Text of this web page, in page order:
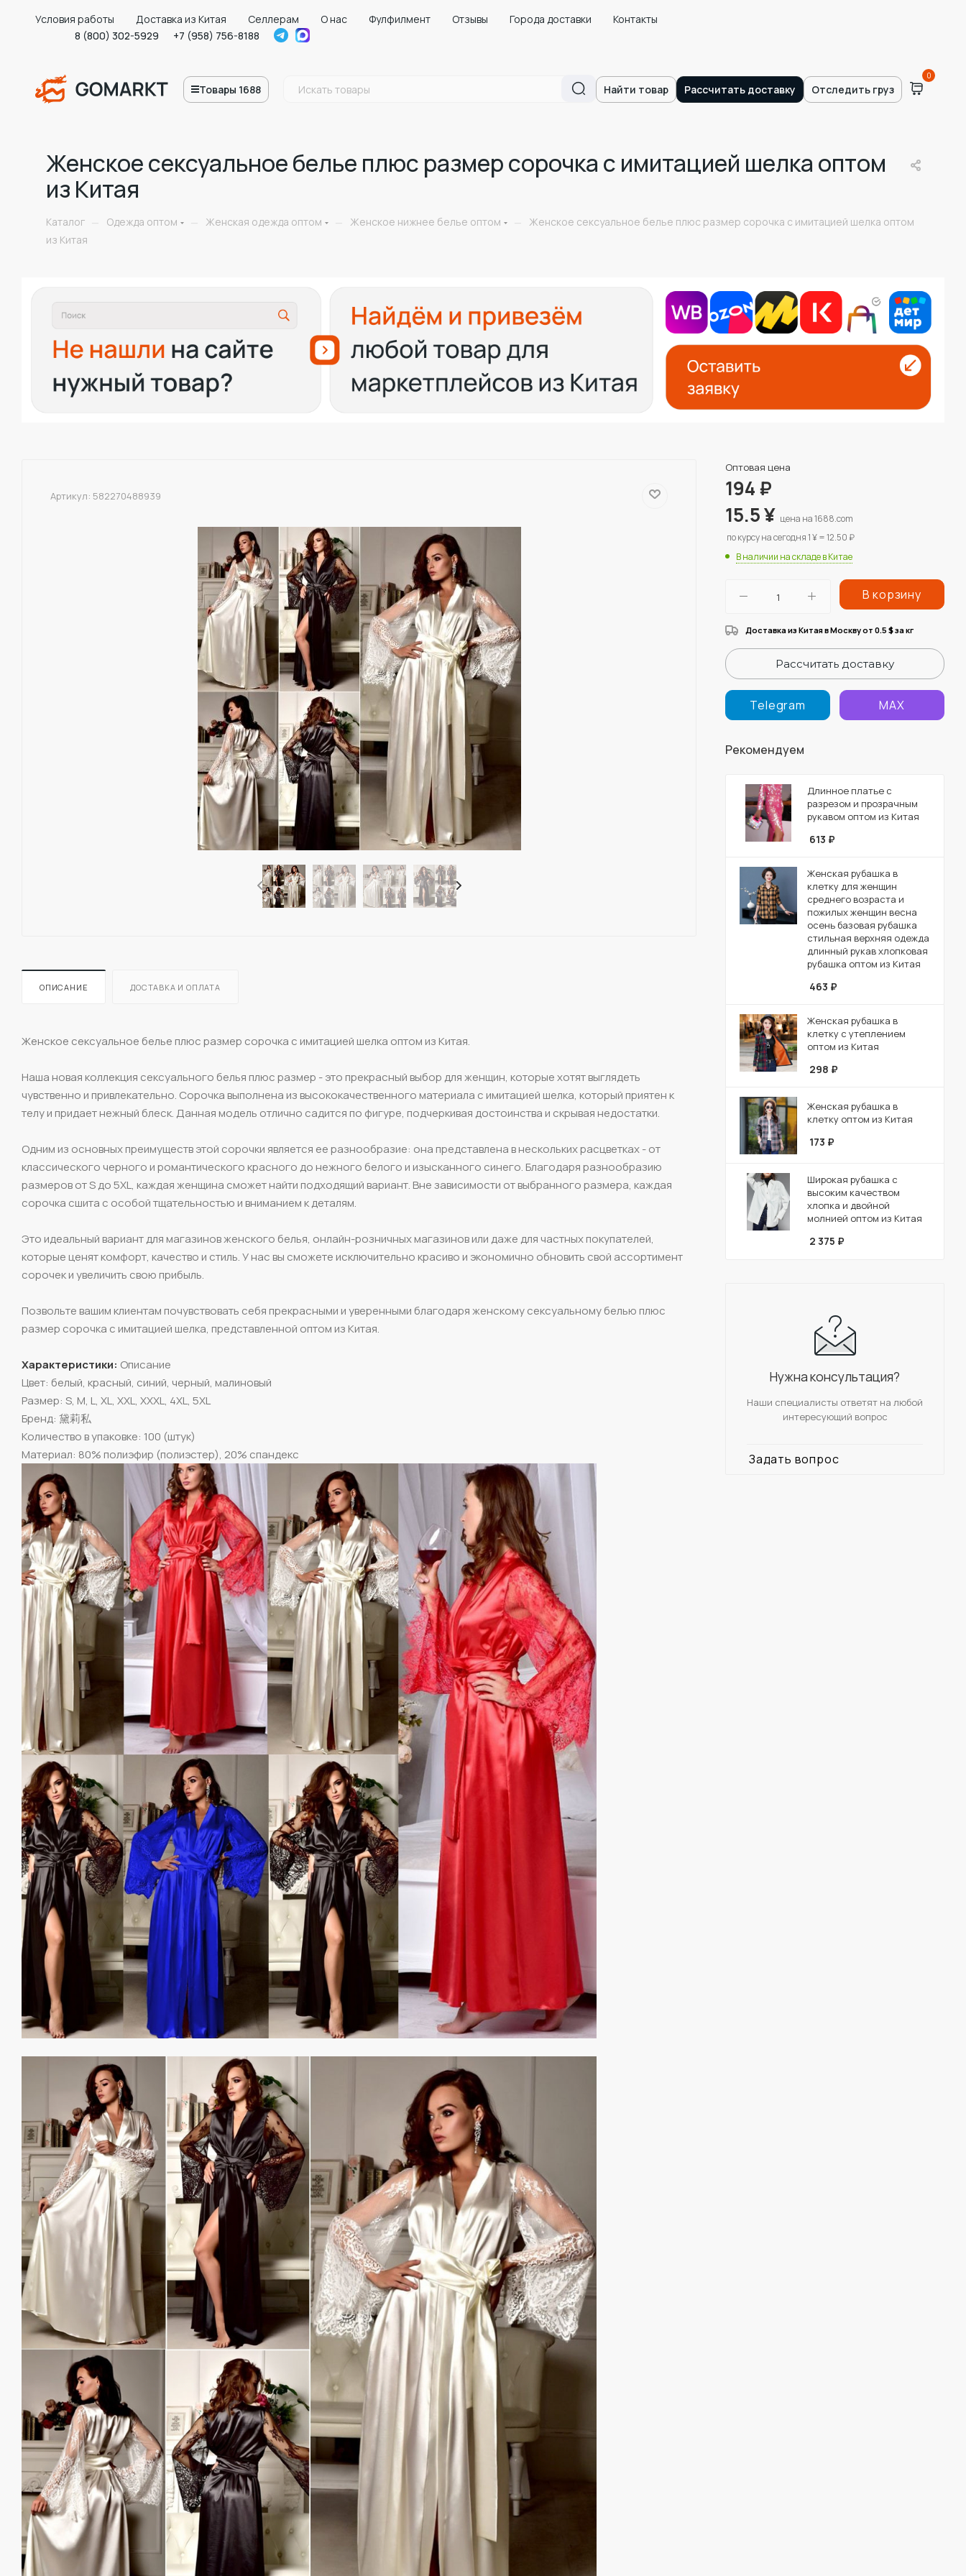
Условия работы Доставка из Китая Селлерам О нас Фулфилмент Отзывы Города доставки
Контакты
8 (800) 302-5929
+7 (958) 756-8188
Товары 1688 Найти товар Рассчитать доставку Отследить груз
0
Женское сексуальное белье плюс размер сорочка с имитацией шелка оптом
из Китая
Каталог — Одежда оптом — Женская одежда оптом — Женское нижнее белье оптом —
Женское сексуальное белье плюс размер сорочка с имитацией шелка оптом
из Китая
Артикул: 582270488939
ОПИСАНИЕ ДОСТАВКА И ОПЛАТА
Женское сексуальное белье плюс размер сорочка с имитацией шелка оптом из Китая.
Наша новая коллекция сексуального белья плюс размер - это прекрасный выбор для женщин, которые хотят выглядеть
чувственно и привлекательно. Сорочка выполнена из высококачественного материала с имитацией шелка, который приятен к
телу и придает нежный блеск. Данная модель отлично садится по фигуре, подчеркивая достоинства и скрывая недостатки.
Одним из основных преимуществ этой сорочки является ее разнообразие: она представлена в нескольких расцветках - от
классического черного и романтического красного до нежного белого и изысканного синего. Благодаря разнообразию
размеров от S до 5XL, каждая женщина сможет найти подходящий вариант. Вне зависимости от выбранного размера, каждая
сорочка сшита с особой тщательностью и вниманием к деталям.
Это идеальный вариант для магазинов женского белья, онлайн-розничных магазинов или даже для частных покупателей,
которые ценят комфорт, качество и стиль. У нас вы сможете исключительно красиво и экономично обновить свой ассортимент
сорочек и увеличить свою прибыль.
Позвольте вашим клиентам почувствовать себя прекрасными и уверенными благодаря женскому сексуальному белью плюс
размер сорочка с имитацией шелка, представленной оптом из Китая.
Характеристики: Описание
Цвет: белый, красный, синий, черный, малиновый
Размер: S, M, L, XL, XXL, XXXL, 4XL, 5XL
Бренд: 黛莉私
Количество в упаковке: 100 (штук)
Материал: 80% полиэфир (полиэстер), 20% спандекс
Оптовая цена
194₽
15.5¥ цена на 1688.com
по курсу на сегодня 1 ¥ = 12.50 ₽
В наличии на складе в Китае
В корзину
Доставка из Китая в Москву от 0.5 $за кг
Рассчитать доставку
Telegram MAX
Рекомендуем
Длинное платье с
разрезом и прозрачным
рукавом оптом из Китая
613 ₽
Женская рубашка в
клетку для женщин
среднего возраста и
пожилых женщин весна
осень базовая рубашка
стильная верхняя одежда
длинный рукав хлопковая
рубашка оптом из Китая
463 ₽
Женская рубашка в
клетку с утеплением
оптом из Китая
298 ₽
Женская рубашка в
клетку оптом из Китая
173 ₽
Широкая рубашка с
высоким качеством
хлопка и двойной
молнией оптом из Китая
2 375 ₽
Нужна консультация?
Наши специалисты ответят на любой
интересующий вопрос
Задать вопрос